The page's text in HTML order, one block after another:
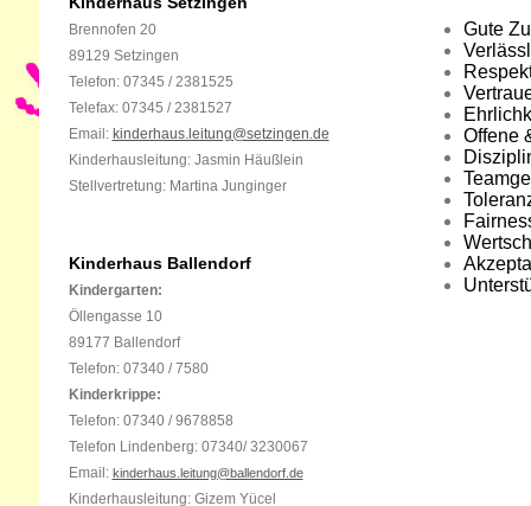
Brennofen 20
89129 Setzingen
Telefon: 07345 / 2381525
Telefax: 07345 / 2381527
Email: kinderhaus.leitung@setzingen.de
Kinderhausleitung: Jasmin Häußlein
Stellvertretung: Martina Junginger
Kinderhaus Ballendorf
Kindergarten:
Öllengasse 10
89177 Ballendorf
Telefon: 07340 / 7580
Kinderkrippe:
Telefon: 07340 / 9678858
Telefon Lindenberg: 07340/ 3230067
Email: kinderhaus.leitung@ballendorf.de
Kinderhausleitung: Gizem Yücel